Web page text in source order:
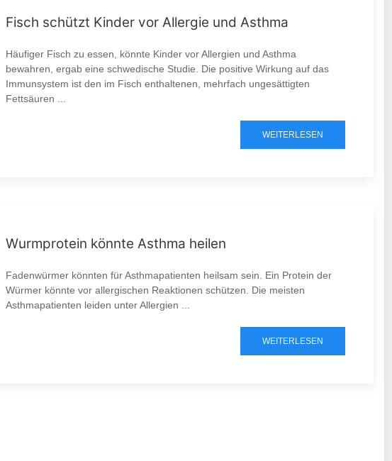
Fisch schützt Kinder vor Allergie und Asthma
Häufiger Fisch zu essen, könnte Kinder vor Allergien und Asthma
bewahren, ergab eine schwedische Studie. Die positive Wirkung auf das
Immunsystem ist den im Fisch enthaltenen, mehrfach ungesättigten
Fettsäuren ...
WEITERLESEN
Wurmprotein könnte Asthma heilen
Fadenwürmer könnten für Asthmapatienten heilsam sein. Ein Protein der
Würmer könnte vor allergischen Reaktionen schützen. Die meisten
Asthmapatienten leiden unter Allergien ...
WEITERLESEN